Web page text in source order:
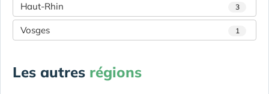
Haut-Rhin 3
Vosges 1
Les autres régions